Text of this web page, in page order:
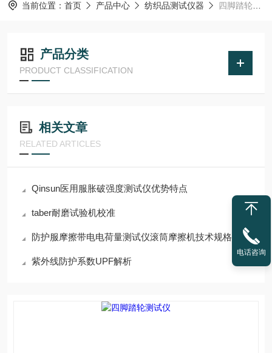
当前位置： 首页 产品中心 纺织品测试仪器 四脚踏轮测试仪
产品分类
PRODUCT CLASSIFICATION
相关文章
RELATED ARTICLES
Qinsun医用服胀破强度测试仪优势特点
taber耐磨试验机校准
防护服摩擦带电电荷量测试仪滚筒摩擦机技术规格
紫外线防护系数UPF解析
电话咨询